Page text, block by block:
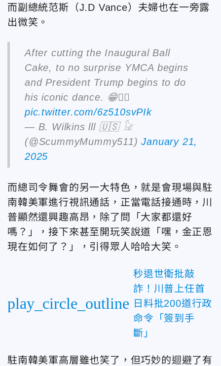
而副總統范斯（J.D Vance）夫婦也在一旁露
出微笑。
After cutting the Inaugural Ball
Cake, to no surprise YMCA begins
and President Trump begins to do
his iconic dance. 😁👍🏼
pic.twitter.com/6z510svPIk
— B. Wilkins lll 🇺🇸 𓃠
(@ScummyMummy511)January 21,
2025
而總司令舞會的另一大特色，就是會現場與駐
南韓美軍進行視訊通話，正當電話接通時，川
普顯然還興趣高昂，除了問「大家都還好
嗎？」，接下來甚至開玩笑說道「嘿，金正恩
現在如何了？」，引得眾人哈哈大笑。
play_circle_outline
秒退世衛批敲
詐！川普上任首
日料批200道行政
命令「簽到手
斷」
駐南韓美軍高層雖也笑了，但巧妙的迴避了有